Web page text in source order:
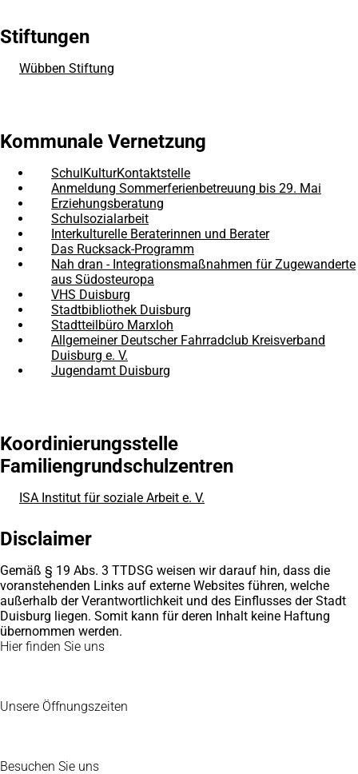
Stiftungen
Wübben Stiftung
(Öffnet
Kommunale Vernetzung
SchulKulturKontaktstelle
Anmeldung Sommerferienbetreuung bis 29. Mai
Erziehungsberatung
Schulsozialarbeit
Interkulturelle Beraterinnen und Berater
Das Rucksack-Programm
Nah dran - Integrationsmaßnahmen für Zugewanderte
aus Südosteuropa
VHS Duisburg
(Öffnet
in
einem
neuen
Tab)
Stadtbibliothek Duisburg
(Öffnet
in
einem
neuen
Tab)
Stadtteilbüro Marxloh
(Öffnet
in
einem
neuen
Allgemeiner Deutscher Fahrradclub Kreisverband
Duisburg e. V.
(Öffnet
in
einem
Jugendamt Duisburg
(Öffnet
Tab)
Koordinierungsstelle
Familiengrundschulzentren
ISA Institut für soziale Arbeit e. V.
(Öffnet
einem
neuen
Disclaimer
Gemäß § 19 Abs. 3 TTDSG weisen wir darauf hin, dass die
voranstehenden Links auf externe Websites führen, welche
außerhalb der Verantwortlichkeit und des Einflusses der Stadt
Duisburg liegen. Somit kann für deren Inhalt keine Haftung
übernommen werden.
Fußbereich
Hier finden Sie uns
Unsere Öffnungszeiten
Besuchen Sie uns